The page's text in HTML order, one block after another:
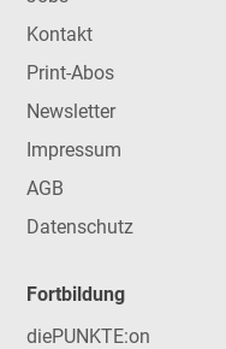
Kontakt
Print-Abos
Newsletter
Impressum
AGB
Datenschutz
Fortbildung
diePUNKTE:on